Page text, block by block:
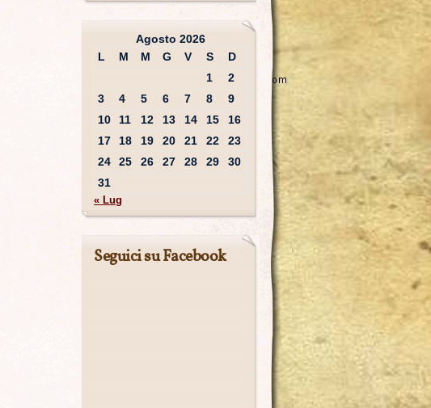
Agosto 2026
L
M M G V S
D
1
2
3
4 5 6 7 8
9
10
11 12 13 14 15
16
17
18 19 20 21 22
23
24
25 26 27 28 29
30
31
« Lug
Seguici su Facebook